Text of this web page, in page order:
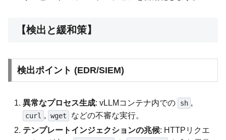
【検出と緩和策】
検出ポイント (EDR/SIEM)
異常なプロセス生成: vLLMコンテナ内での sh ,
curl , wget
などの不審な実行。
テンプレートインジェクションの兆候: HTTPリクエ